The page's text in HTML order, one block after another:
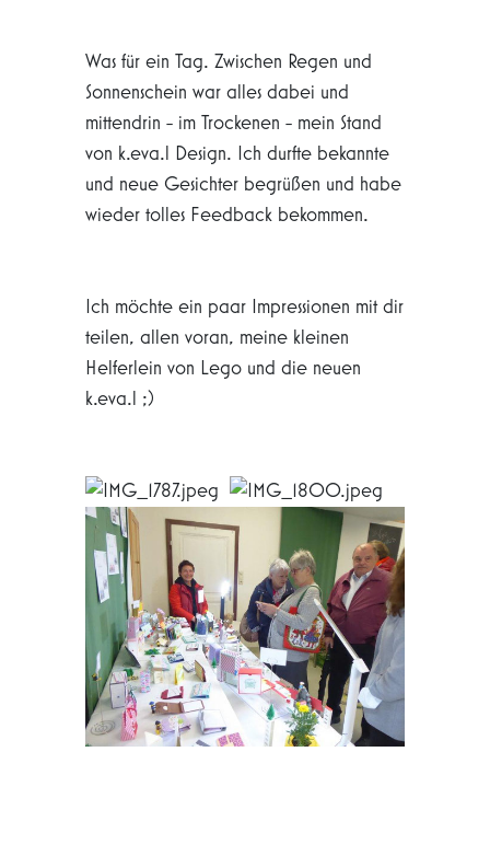
Was für ein Tag. Zwischen Regen und
Sonnenschein war alles dabei und
mittendrin - im Trockenen - mein Stand
von k.eva.l Design. Ich durfte bekannte
und neue Gesichter begrüßen und habe
wieder tolles Feedback bekommen.
Ich möchte ein paar Impressionen mit dir
teilen, allen voran, meine kleinen
Helferlein von Lego und die neuen
k.eva.l ;)